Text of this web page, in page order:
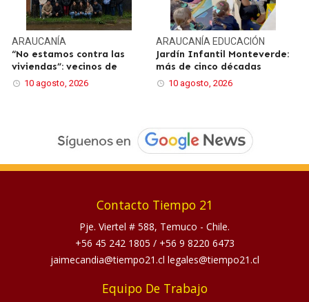
ARAUCANÍA
“No estamos contra las
viviendas”: vecinos de
10 agosto, 2026
ARAUCANÍA EDUCACIÓN
Jardín Infantil Monteverde:
más de cinco décadas
10 agosto, 2026
Contacto Tiempo 21
Pje. Viertel # 588, Temuco - Chile.
+56 45 242 1805 / +56 9 8220 6473
jaimecandia@tiempo21.cl legales@tiempo21.cl
Equipo De Trabajo